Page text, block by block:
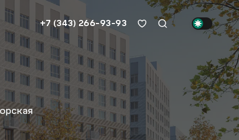
+7 (343) 266-93-93